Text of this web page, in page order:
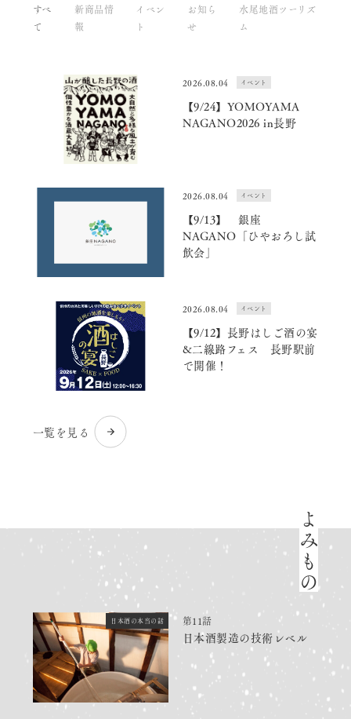
すべ
て
新商品情
報
イベン
ト
お知ら
せ
水尾地酒ツーリズ
ム
2026.08.04 イベント
【9/24】YOMOYAMA
NAGANO2026 in長野
2026.08.04 イベント
【9/13】 銀座
NAGANO「ひやおろし試
飲会」
2026.08.04 イベント
【9/12】長野はしご酒の宴
&二線路フェス 長野駅前
で開催！
一覧を見る
よみもの
日本酒の本当の話 第11話
日本酒製造の技術レベル